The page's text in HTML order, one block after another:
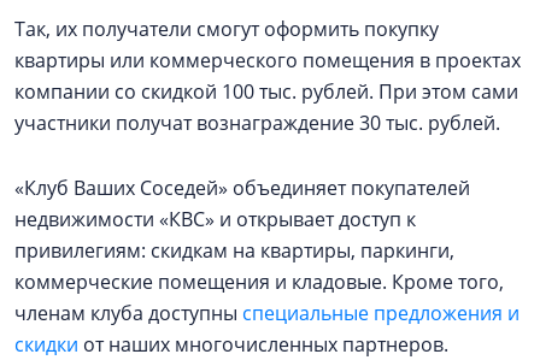
Так, их получатели смогут оформить покупку
квартиры или коммерческого помещения в проектах
компании со скидкой 100 тыс. рублей. При этом сами
участники получат вознаграждение 30 тыс. рублей.
«Клуб Ваших Соседей» объединяет покупателей
недвижимости «КВС» и открывает доступ к
привилегиям: скидкам на квартиры, паркинги,
коммерческие помещения и кладовые. Кроме того,
членам клуба доступны специальные предложения и
скидки от наших многочисленных партнеров.